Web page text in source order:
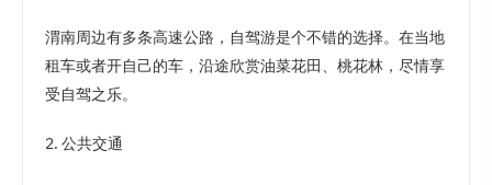
渭南周边有多条高速公路，自驾游是个不错的选择。在当地
租车或者开自己的车，沿途欣赏油菜花田、桃花林，尽情享
受自驾之乐。
2. 公共交通